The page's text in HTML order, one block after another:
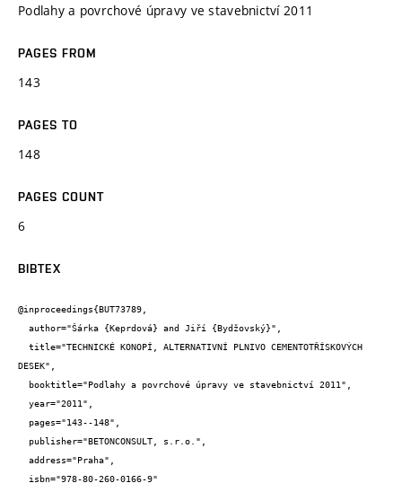
Podlahy a povrchové úpravy ve stavebnictví 2011
PAGES FROM
143
PAGES TO
148
PAGES COUNT
6
BIBTEX
@inproceedings{BUT73789,
DESEK",